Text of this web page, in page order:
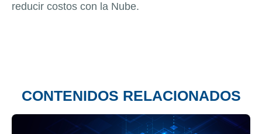
reducir costos con la Nube.
CONTENIDOS RELACIONADOS